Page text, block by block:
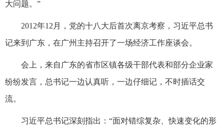
大问题。”
2012年12月，党的十八大后首次离京考察，习近平总书
记来到广东，在广州主持召开了一场经济工作座谈会。
会上，来自广东的省市区镇各级干部代表和部分企业家
纷纷发言，总书记一边认真听，一边仔细记，不时插话交
流。
习近平总书记深刻指出：“面对错综复杂、快速变化的形